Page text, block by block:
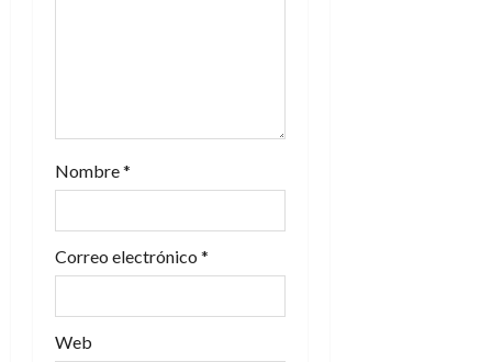
r
d
s
Nombre*
Correo electrónico *
Web